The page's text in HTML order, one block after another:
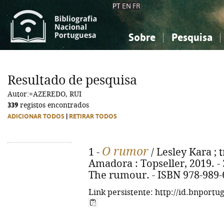
PT EN FR
Sobre Pesquisa
Ciências sociais...
Ciências sociais...
Resultado de pesquisa
Autor:=AZEREDO, RUI
339 registos encontrados
ADICIONAR TODOS RETIRAR TODOS
1 - O rumor / Lesley Kara ;
Amadora : Topseller, 2019.
The rumour. - ISBN 978-989-
Link persistente: http://